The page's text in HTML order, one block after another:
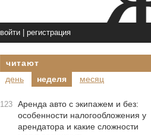
войти| регистрация
читают
день
неделя месяц
123 Аренда авто с экипажем и без:
особенности налогообложения у
арендатора и какие сложности